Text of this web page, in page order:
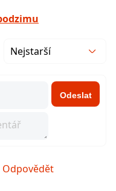
Nejstarší
Odeslat
Odpovědět